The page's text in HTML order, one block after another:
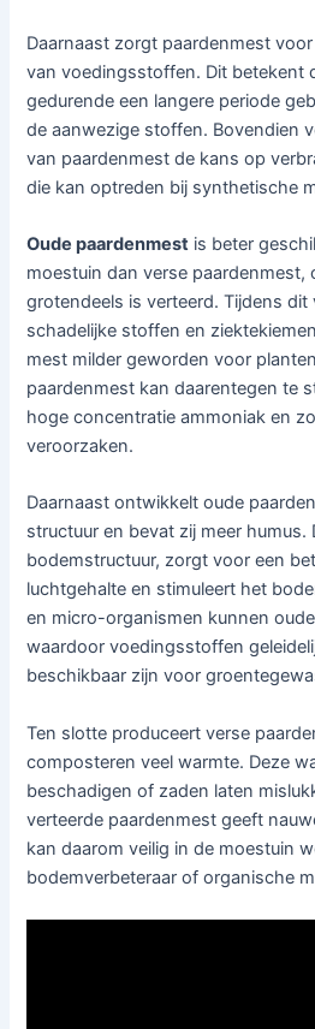
Daarnaast zorgt paardenmest
van voedingsstoffen. Dit betekent
gedurende een langere periode
de aanwezige stoffen. Bovendien
van paardenmest de kans op
die kan optreden bij synthetische
Oude paardenmest is beter
moestuin dan verse paardenmest,
grotendeels is verteerd. Tijdens
schadelijke stoffen en
mest milder geworden voor
paardenmest kan daarentegen te
hoge concentratie ammoniak en
veroorzaken.
Daarnaast ontwikkelt oude
structuur en bevat zij meer humus.
bodemstructuur, zorgt voor een
luchtgehalte en stimuleert het
en micro-organismen kunnen
waardoor voedingsstoffen
beschikbaar zijn voor
Ten slotte produceert verse
composteren veel warmte. Deze
beschadigen of zaden laten
verteerde paardenmest geeft
kan daarom veilig in de moestuin
bodemverbeteraar of organische